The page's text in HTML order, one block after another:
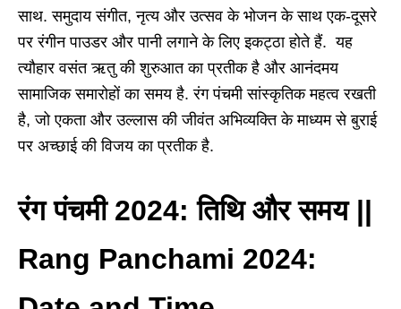
साथ. समुदाय संगीत, नृत्य और उत्सव के भोजन के साथ एक-दूसरे
पर रंगीन पाउडर और पानी लगाने के लिए इकट्ठा होते हैं. यह
त्यौहार वसंत ऋतु की शुरुआत का प्रतीक है और आनंदमय
सामाजिक समारोहों का समय है. रंग पंचमी सांस्कृतिक महत्व रखती
है, जो एकता और उल्लास की जीवंत अभिव्यक्ति के माध्यम से बुराई
पर अच्छाई की विजय का प्रतीक है.
रंग पंचमी 2024: तिथि और समय ||
Rang Panchami 2024: